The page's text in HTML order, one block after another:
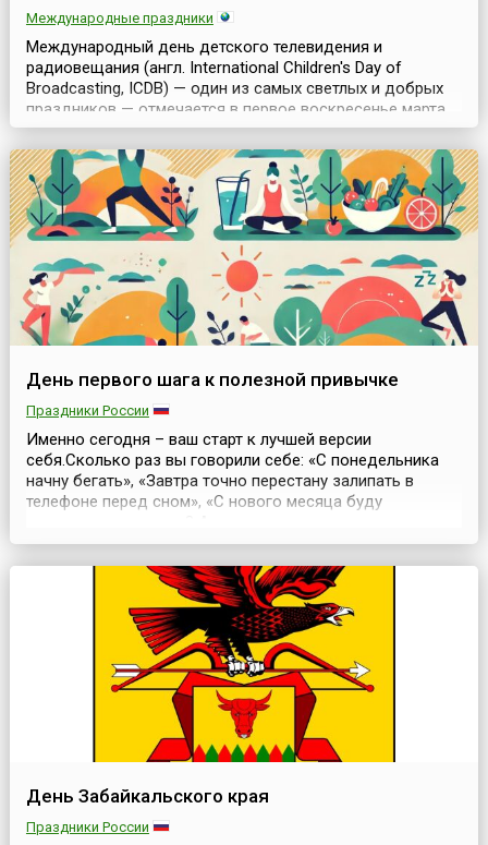
Международные праздники
Международный день детского телевидения и
радиовещания (англ. International Children's Day of
Broadcasting, ICDB) — один из самых светлых и добрых
праздников — отмечается в первое воскресенье марта.
Он был введен ЮНИСЕФ в 1991 году и призывает не
забывать о маленьких и самых неравнодушных
телезрителях. Ежегодно в первое воскресенье марта все
ведущие теле- и радиокомпании мира предоставляют
эфи...
День первого шага к полезной привычке
Праздники России
Именно сегодня – ваш старт к лучшей версии
себя.Сколько раз вы говорили себе: «С понедельника
начну бегать», «Завтра точно перестану залипать в
телефоне перед сном», «С нового месяца буду
ничего не менялось. Знакомо? Тогда этот праздник для
вас! Первый день весны – самое время! «День первого
шага к полезной привычке» – это не просто дата...
День Забайкальского края
Праздники России